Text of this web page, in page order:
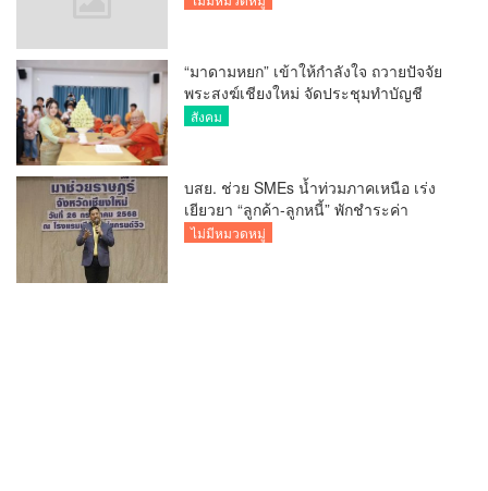
“มาดามหยก” เข้าให้กำลังใจ ถวายปัจจัย
พระสงฆ์เชียงใหม่ จัดประชุมทำบัญชี
รายรับรายจ่ายของวัด กว่า 300 รูป ที่วัด
สังคม
บสย. ช่วย SMEs น้ำท่วมภาคเหนือ เร่ง
เยียวยา “ลูกค้า-ลูกหนี้” พักชำระค่า
ธรรมเนียม-ค่างวด
ไม่มีหมวดหมู่